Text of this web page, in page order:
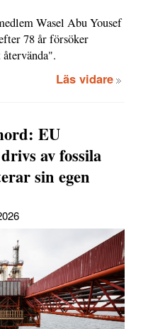
Wasel Abu Yousef
78 år försöker
Läs vidare
EU
av fossila
sin egen